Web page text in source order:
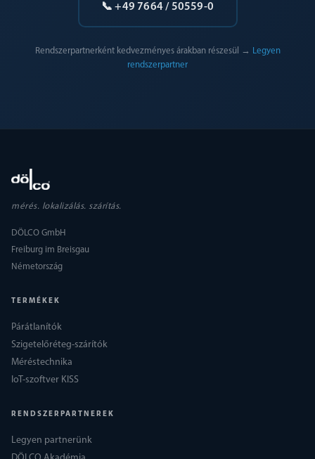
📞 +49 7664 / 50559-0
Rendszerpartnerként kedvezményes árakban részesül →
Legyen
rendszerpartner
mérés. lokalizálás. szárítás.
DÖLCO GmbH
Freiburg im Breisgau
Németország
TERMÉKEK
Párátlanítók
Szigetelőréteg-szárítók
Méréstechnika
IoT-szoftver KISS
RENDSZERPARTNEREK
Legyen partnerünk